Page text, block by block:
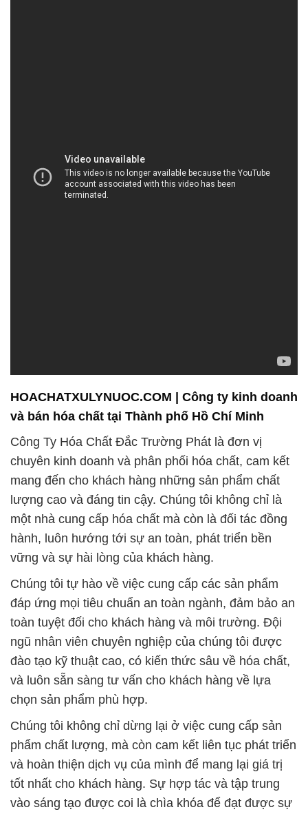
HOACHATXULYNUOC.COM | Công ty kinh doanh
và bán hóa chất tại Thành phố Hồ Chí Minh
Công Ty Hóa Chất Đắc Trường Phát là đơn vị
chuyên kinh doanh và phân phối hóa chất, cam kết
mang đến cho khách hàng những sản phẩm chất
lượng cao và đáng tin cậy. Chúng tôi không chỉ là
một nhà cung cấp hóa chất mà còn là đối tác đồng
hành, luôn hướng tới sự an toàn, phát triển bền
vững và sự hài lòng của khách hàng.
Chúng tôi tự hào về việc cung cấp các sản phẩm
đáp ứng mọi tiêu chuẩn an toàn ngành, đảm bảo an
toàn tuyệt đối cho khách hàng và môi trường. Đội
ngũ nhân viên chuyên nghiệp của chúng tôi được
đào tạo kỹ thuật cao, có kiến thức sâu về hóa chất,
và luôn sẵn sàng tư vấn cho khách hàng về lựa
chọn sản phẩm phù hợp.
Chúng tôi không chỉ dừng lại ở việc cung cấp sản
phẩm chất lượng, mà còn cam kết liên tục phát triển
và hoàn thiện dịch vụ của mình để mang lại giá trị
tốt nhất cho khách hàng. Sự hợp tác và tập trung
vào sáng tạo được coi là chìa khóa để đạt được sự